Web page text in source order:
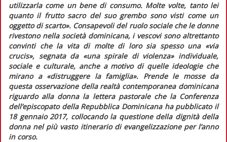
utilizzarla come un bene di consumo. Molte volte, tanto lei
quanto il frutto sacro del suo grembo sono visti come un
oggetto di scarto». Consapevoli del ruolo sociale che le donne
rivestono nella società dominicana, i vescovi sono altrettanto
convinti che la vita di molte di loro sia spesso una «via
crucis», segnata da «una spirale di violenza»individuale,
sociale e culturale, anche a motivo di quelle ideologie che
mirano a «distruggere la famiglia». Prende le mosse da
questa osservazione della realtà contemporanea dominicana
riguardo alla donna la lettera pastorale che la Conferenza
dell’episcopato della Repubblica Dominicana ha pubblicato il
18 gennaio 2017, collocando la questione della dignità della
donna nel più vasto itinerario di evangelizzazione per l’anno
in corso.